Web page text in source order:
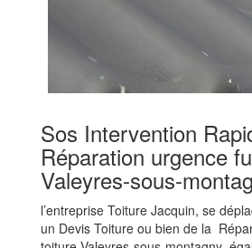
Sos Intervention
Réparation urgence
Valeyres-sous-
l’entreprise Toiture Jacquin, se
un Devis Toiture ou bien de la